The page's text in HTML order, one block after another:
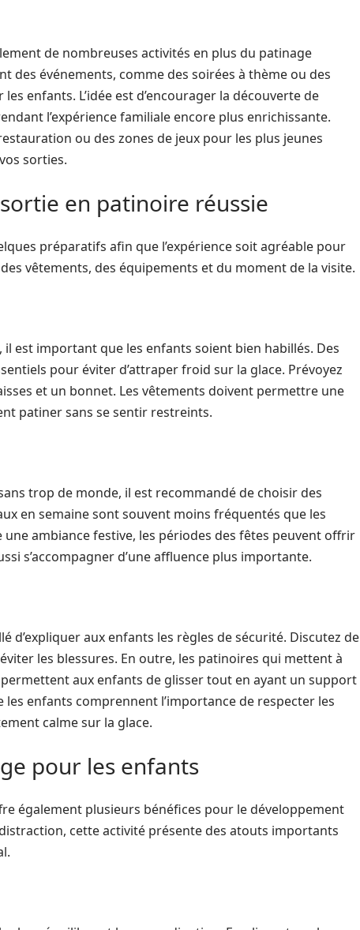
de nombreuses activités en plus du patinage
des événements, comme des soirées à thème ou des
enfants. L’idée est d’encourager la découverte de
l’expérience familiale encore plus enrichissante.
ou des zones de jeux pour les plus jeunes
sorties.
en patinoire réussie
préparatifs afin que l’expérience soit agréable pour
vêtements, des équipements et du moment de la visite.
est important que les enfants soient bien habillés. Des
pour éviter d’attraper froid sur la glace. Prévoyez
et un bonnet. Les vêtements doivent permettre une
patiner sans se sentir restreints.
trop de monde, il est recommandé de choisir des
en semaine sont souvent moins fréquentés que les
ambiance festive, les périodes des fêtes peuvent offrir
s’accompagner d’une affluence plus importante.
d’expliquer aux enfants les règles de sécurité. Discutez de
les blessures. En outre, les patinoires qui mettent à
aux enfants de glisser tout en ayant un support
enfants comprennent l’importance de respecter les
calme sur la glace.
pour les enfants
également plusieurs bénéfices pour le développement
cette activité présente des atouts importants